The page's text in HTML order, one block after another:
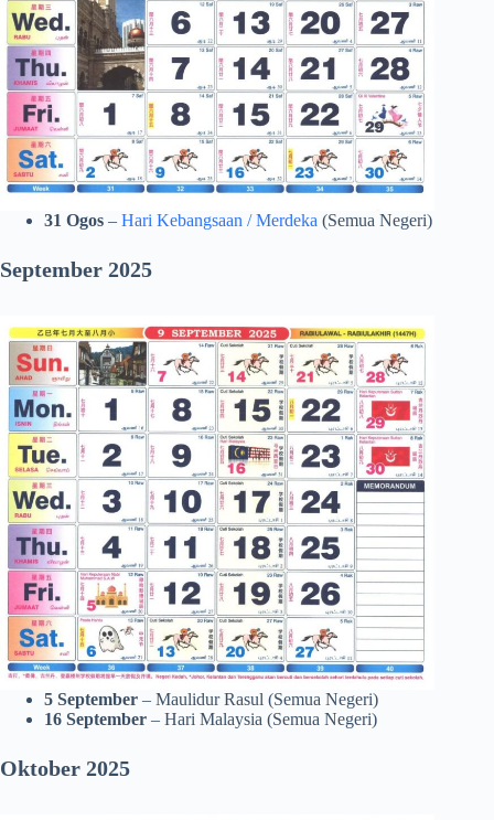
31 Ogos – Hari Kebangsaan / Merdeka (Semua Negeri)
September 2025
5 September – Maulidur Rasul (Semua Negeri)
16 September – Hari Malaysia (Semua Negeri)
Oktober 2025